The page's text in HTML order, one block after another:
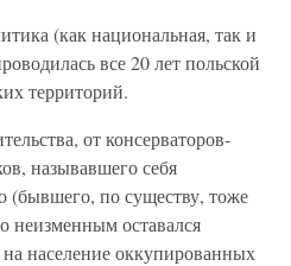
(как национальная, так и
все 20 лет польской
территорий.
от консерваторов-
называвшего себя
(бывшего, по существу, тоже
неизменным оставался
население оккупированных